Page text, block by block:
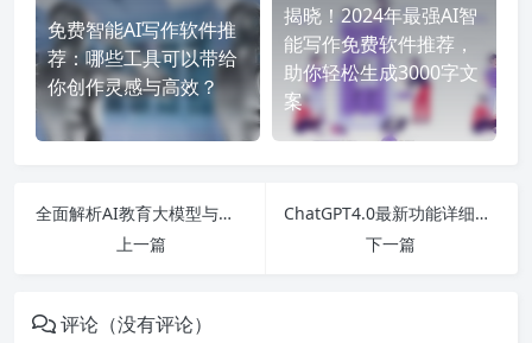
免费智能AI写作软件推
荐：哪些工具可以带给
你创作灵感与高效？
揭晓！2024年最强AI智
能写作免费软件推荐，
助你轻松生成3000字文
案
全面解析AI教育大模型与龙头股票，赋能未来科技革命！
上一篇
ChatGPT4.0最新功能详细解析：探讨AI翻译、语音交互及其就业前景分析
下一篇
评论（没有评论）